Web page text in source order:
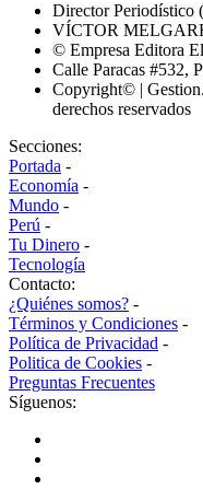
Director Periodístico
VÍCTOR
© Empresa Editora
Calle Paracas #532,
Copyright© |
derechos reservados
Secciones:
Portada -
Economía -
Mundo -
Perú -
Tu Dinero -
Tecnología
Contacto:
¿Quiénes somos? -
Términos y Condiciones -
Política de Privacidad -
Politica de Cookies -
Preguntas Frecuentes
Síguenos: